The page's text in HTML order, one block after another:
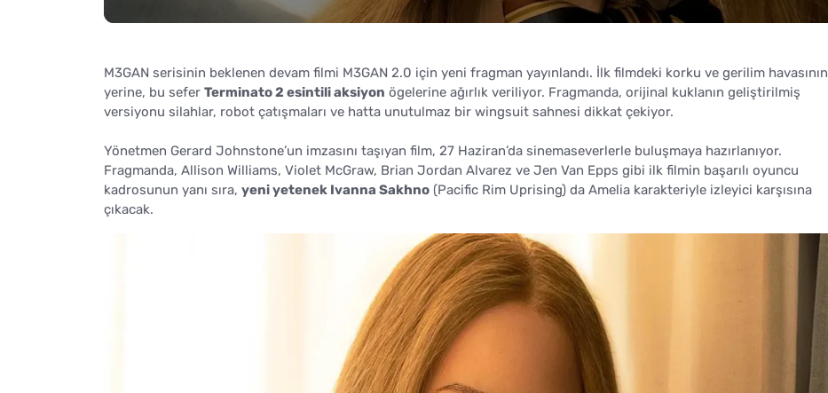
M3GAN serisinin beklenen devam filmi M3GAN 2.0 için yeni fragman yayınlandı. İlk filmdeki korku ve gerilim havasının
yerine, bu sefer Terminato 2 esintili aksiyon ögelerine ağırlık veriliyor. Fragmanda, orijinal kuklanın geliştirilmiş
versiyonu silahlar, robot çatışmaları ve hatta unutulmaz bir wingsuit sahnesi dikkat çekiyor.
Yönetmen Gerard Johnstone’un imzasını taşıyan film, 27 Haziran’da sinemaseverlerle buluşmaya hazırlanıyor.
Fragmanda, Allison Williams, Violet McGraw, Brian Jordan Alvarez ve Jen Van Epps gibi ilk filmin başarılı oyuncu
kadrosunun yanı sıra, yeni yetenek Ivanna Sakhno (Pacific Rim Uprising) da Amelia karakteriyle izleyici karşısına
çıkacak.